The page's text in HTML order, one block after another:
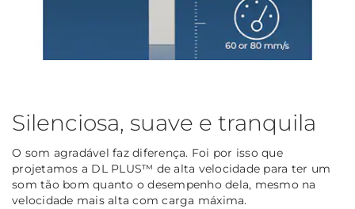
Silenciosa, suave e tranquila
O som agradável faz diferença. Foi por isso que
projetamos a DL PLUS™ de alta velocidade para ter um
som tão bom quanto o desempenho dela, mesmo na
velocidade mais alta com carga máxima.